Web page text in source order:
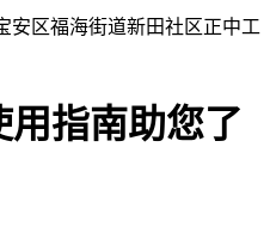
区福海街道新田社区正中工
指南助您了